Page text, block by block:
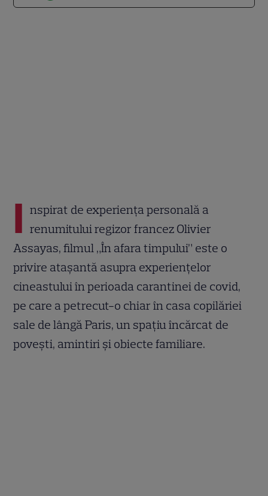
I nspirat de experiența personală a
renumitului regizor francez Olivier
Assayas, filmul „În afara timpului” este o
privire atașantă asupra experiențelor
cineastului în perioada carantinei de covid,
pe care a petrecut-o chiar în casa copilăriei
sale de lângă Paris, un spațiu încărcat de
povești, amintiri și obiecte familiare.